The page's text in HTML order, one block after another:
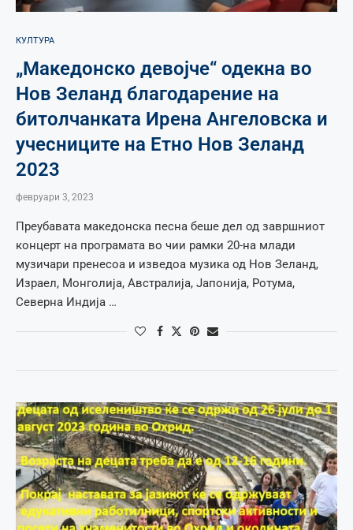
КУЛТУРА
„Македонско девојче“ одекна во
Нов Зеланд благодарение на
битолчанката Ирена Ангеловска и
учесниците на Етно Нов Зеланд
2023
февруари 3, 2023
Преубавата македонска песна беше дел од завршниот
концерт на програмата во чии рамки 20-на млади
музичари пренесоа и изведоа музика од Нов Зеланд,
Израел, Монголија, Австралија, Јапонија, Ротума,
Северна Индија …